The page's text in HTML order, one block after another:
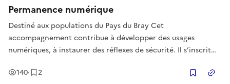
Permanence numérique
Destiné aux populations du Pays du Bray Cet
accompagnement contribue à développer des usages
numériques, à instaurer des réflexes de sécurité. Il s’inscrit
compétences.
140Vues
· 2Enregistrement